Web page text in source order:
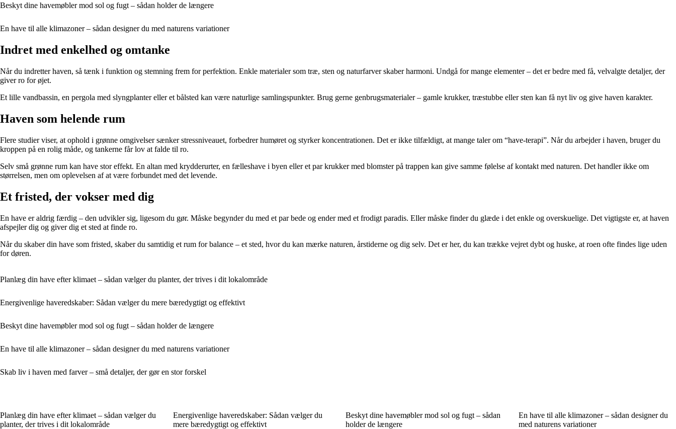
Beskyt dine havemøbler mod sol og fugt – sådan holder de længere
En have til alle klimazoner – sådan designer du med naturens variationer
Indret med enkelhed og omtanke
Når du indretter haven, så tænk i funktion og stemning frem for perfektion. Enkle materialer som træ, sten og naturfarver skaber harmoni. Undgå for mange elementer – det er bedre med få, velvalgte detaljer, der
giver ro for øjet.
Et lille vandbassin, en pergola med slyngplanter eller et bålsted kan være naturlige samlingspunkter. Brug gerne genbrugsmaterialer – gamle krukker, træstubbe eller sten kan få nyt liv og give haven karakter.
Haven som helende rum
Flere studier viser, at ophold i grønne omgivelser sænker stressniveauet, forbedrer humøret og styrker koncentrationen. Det er ikke tilfældigt, at mange taler om “have-terapi”. Når du arbejder i haven, bruger du
kroppen på en rolig måde, og tankerne får lov at falde til ro.
Selv små grønne rum kan have stor effekt. En altan med krydderurter, en fælleshave i byen eller et par krukker med blomster på trappen kan give samme følelse af kontakt med naturen. Det handler ikke om
størrelsen, men om oplevelsen af at være forbundet med det levende.
Et fristed, der vokser med dig
En have er aldrig færdig – den udvikler sig, ligesom du gør. Måske begynder du med et par bede og ender med et frodigt paradis. Eller måske finder du glæde i det enkle og overskuelige. Det vigtigste er, at haven
afspejler dig og giver dig et sted at finde ro.
Når du skaber din have som fristed, skaber du samtidig et rum for balance – et sted, hvor du kan mærke naturen, årstiderne og dig selv. Det er her, du kan trække vejret dybt og huske, at roen ofte findes lige uden
for døren.
Planlæg din have efter klimaet – sådan vælger du planter, der trives i dit lokalområde
Energivenlige haveredskaber: Sådan vælger du mere bæredygtigt og effektivt
Beskyt dine havemøbler mod sol og fugt – sådan holder de længere
En have til alle klimazoner – sådan designer du med naturens variationer
Skab liv i haven med farver – små detaljer, der gør en stor forskel
Planlæg din have efter klimaet – sådan vælger du
planter, der trives i dit lokalområde
Energivenlige haveredskaber: Sådan vælger du
mere bæredygtigt og effektivt
Beskyt dine havemøbler mod sol og fugt – sådan
holder de længere
En have til alle klimazoner – sådan designer du
med naturens variationer